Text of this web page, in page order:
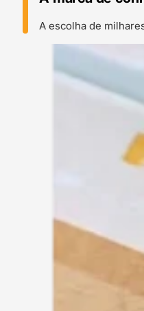
A escolha de